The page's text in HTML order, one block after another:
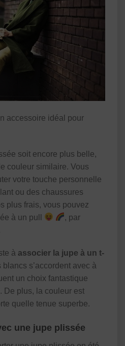
accessoire idéal pour
soit encore plus belle,
couleur similaire. Vous
votre touche personnelle
ou des chaussures
plus frais, vous pouvez
à un pull
, par
à associer la jupe à un t-
blancs s’accordent avec à
un choix fantastique
De plus, la couleur est
quelle tenue superbe.
une jupe plissée